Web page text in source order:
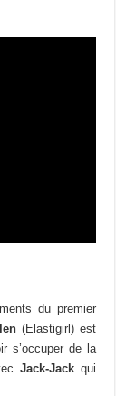
du premier
(Elastigirl) est
s’occuper de la
Jack-Jackqui